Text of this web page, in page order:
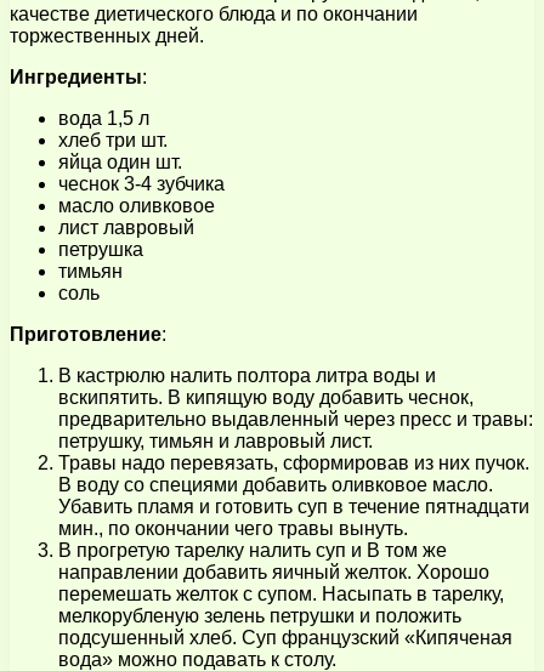
качестве диетического блюда и по окончании
торжественных дней.
Ингредиенты:
вода 1,5 л
хлеб три шт.
яйца один шт.
чеснок 3-4 зубчика
масло оливковое
лист лавровый
петрушка
тимьян
соль
Приготовление:
В кастрюлю налить полтора литра воды и
вскипятить. В кипящую воду добавить чеснок,
предварительно выдавленный через пресс и травы:
петрушку, тимьян и лавровый лист.
Травы надо перевязать, сформировав из них пучок.
В воду со специями добавить оливковое масло.
Убавить пламя и готовить суп в течение пятнадцати
мин., по окончании чего травы вынуть.
В прогретую тарелку налить суп и В том же
направлении добавить яичный желток. Хорошо
перемешать желток с супом. Насыпать в тарелку,
мелкорубленую зелень петрушки и положить
подсушенный хлеб. Суп французский «Кипяченая
вода» можно подавать к столу.